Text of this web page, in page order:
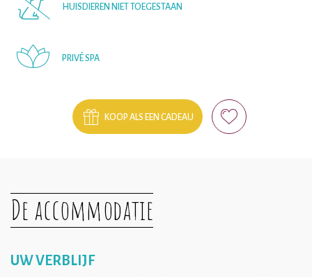
HUISDIEREN NIET TOEGESTAAN
PRIVÉ SPA
KOOP ALS EEN CADEAU
De accommodatie
UW VERBLIJF